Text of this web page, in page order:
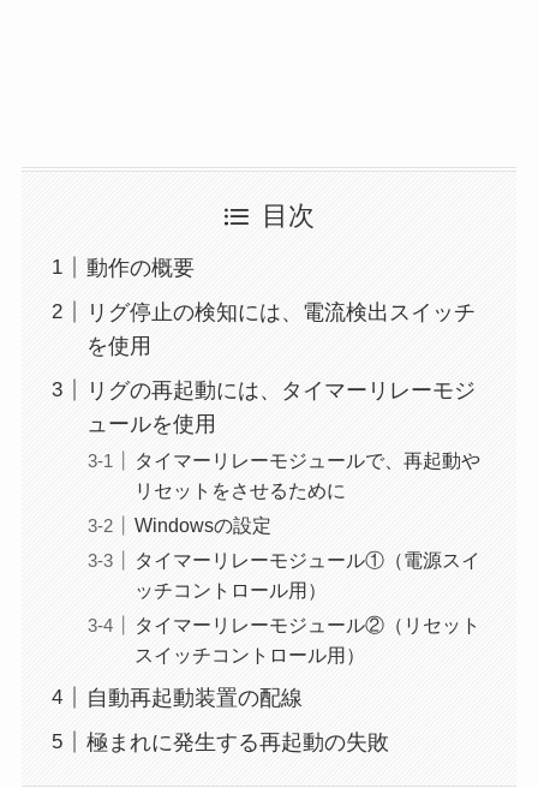
目次
動作の概要
リグ停止の検知には、電流検出スイッチ
を使用
リグの再起動には、タイマーリレーモジ
ュールを使用
タイマーリレーモジュールで、再起動や
リセットをさせるために
Windowsの設定
タイマーリレーモジュール①（電源スイ
ッチコントロール用）
タイマーリレーモジュール②（リセット
スイッチコントロール用）
自動再起動装置の配線
極まれに発生する再起動の失敗